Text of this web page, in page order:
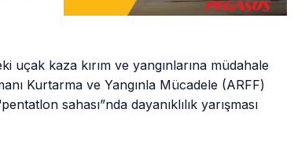
uçak kaza kırım ve yangınlarına müdahale
Kurtarma ve Yangınla Mücadele (ARFF)
sahası”nda dayanıklılık yarışması